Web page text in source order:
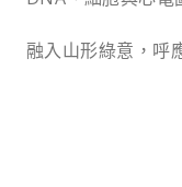
融入山形綠意，呼